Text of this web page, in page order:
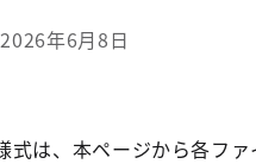
2026年6月8日
は、本ページから各ファ